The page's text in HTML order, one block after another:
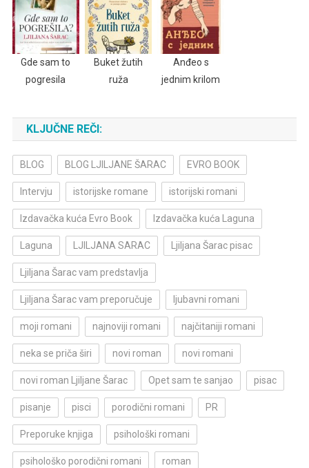
Gde sam to
pogresila
Buket žutih
ruža
Anđeo s
jednim krilom
KLJUČNE REČI:
BLOG BLOG LJILJANE ŠARAC EVRO BOOK
Intervju istorijske romane istorijski romani
Izdavačka kuća Evro Book Izdavačka kuća Laguna
Laguna LJILJANA SARAC Ljiljana Šarac pisac
Ljiljana Šarac vam predstavlja
Ljiljana Šarac vam preporučuje ljubavni romani
moji romani najnoviji romani najčitaniji romani
neka se priča širi novi roman novi romani
novi roman Ljiljane Šarac Opet sam te sanjao pisac
pisanje pisci porodični romani PR
Preporuke knjiga psihološki romani
psihološko porodični romani roman